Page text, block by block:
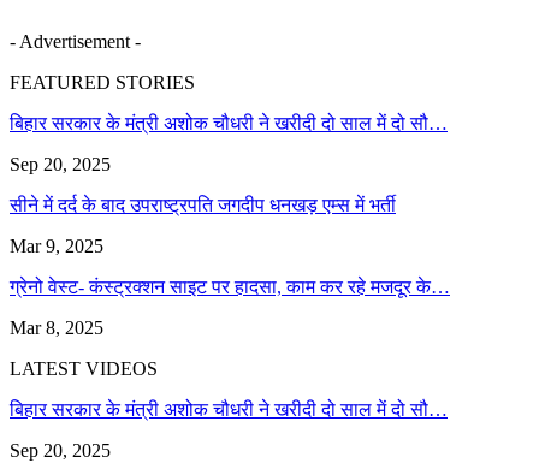
- Advertisement -
FEATURED STORIES
बिहार सरकार के मंत्री अशोक चौधरी ने खरीदी दो साल में दो सौ…
Sep 20, 2025
सीने में दर्द के बाद उपराष्ट्रपति जगदीप धनखड़ एम्स में भर्ती
Mar 9, 2025
ग्रेनो वेस्ट- कंस्ट्रक्शन साइट पर हादसा, काम कर रहे मजदूर के…
Mar 8, 2025
LATEST VIDEOS
बिहार सरकार के मंत्री अशोक चौधरी ने खरीदी दो साल में दो सौ…
Sep 20, 2025